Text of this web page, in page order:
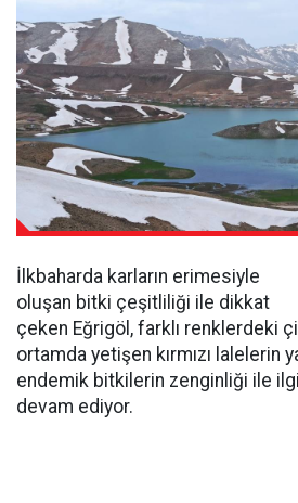
İlkbaharda karların erimesiyle
oluşan bitki çeşitliliği ile dikkat
çeken Eğrigöl, farklı renklerdeki
ortamda yetişen kırmızı lalelerin
endemik bitkilerin zenginliği ile
devam ediyor.